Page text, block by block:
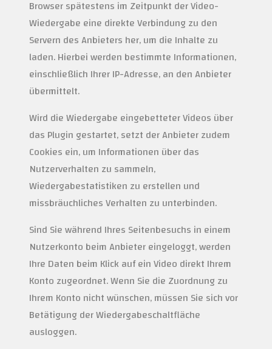
Browser spätestens im Zeitpunkt der Video-
Wiedergabe eine direkte Verbindung zu den
Servern des Anbieters her, um die Inhalte zu
laden. Hierbei werden bestimmte Informationen,
einschließlich Ihrer IP-Adresse, an den Anbieter
übermittelt.
Wird die Wiedergabe eingebetteter Videos über
das Plugin gestartet, setzt der Anbieter zudem
Cookies ein, um Informationen über das
Nutzerverhalten zu sammeln,
Wiedergabestatistiken zu erstellen und
missbräuchliches Verhalten zu unterbinden.
Sind Sie während Ihres Seitenbesuchs in einem
Nutzerkonto beim Anbieter eingeloggt, werden
Ihre Daten beim Klick auf ein Video direkt Ihrem
Konto zugeordnet. Wenn Sie die Zuordnung zu
Ihrem Konto nicht wünschen, müssen Sie sich vor
Betätigung der Wiedergabeschaltfläche
ausloggen.